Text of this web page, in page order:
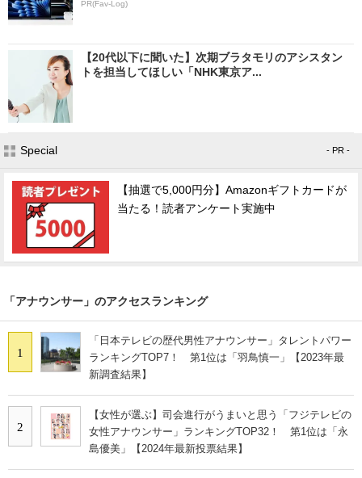
PR(Fav-Log)
【20代以下に聞いた】次期ブラタモリのアシスタン
トを担当してほしい「NHK東京ア...
Special - PR -
【抽選で5,000円分】Amazonギフトカードが
当たる！読者アンケート実施中
「アナウンサー」のアクセスランキング
1
「日本テレビの歴代男性アナウンサー」タレントパワー
ランキングTOP7！ 第1位は「羽鳥慎一」【2023年最
新調査結果】
2
【女性が選ぶ】司会進行がうまいと思う「フジテレビの
女性アナウンサー」ランキングTOP32！ 第1位は「永
島優美」【2024年最新投票結果】